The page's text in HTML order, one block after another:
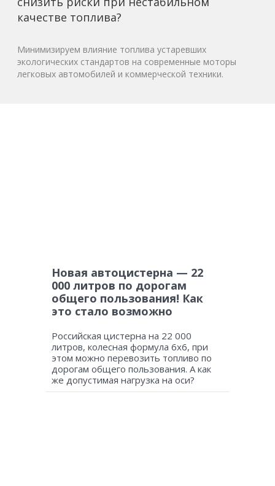
качестве топлива?
Минимизируем влияние топлива устаревших
экологических стандартов на современные моторы
легковых автомобилей и коммерческой техники.
Новая автоцистерна — 22
000 литров по дорогам
общего пользования! Как
это стало возможно
Российская цистерна на 22 000
литров, колесная формула 6х6, при
этом можно перевозить топливо по
дорогам общего пользования. А как
же допустимая нагрузка на оси?